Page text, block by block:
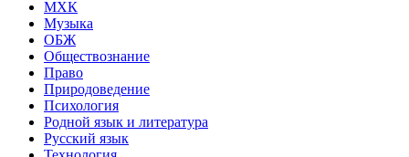
МХК
Музыка
ОБЖ
Обществознание
Право
Природоведение
Психология
Родной язык и литература
Русский язык